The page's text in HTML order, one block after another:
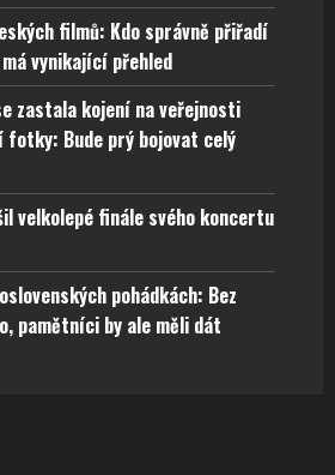
filmů: Kdo správně přiřadí
vynikající přehled
zastala kojení na veřejnosti
Bude prý bojovat celý
velkolepé finále svého koncertu
pohádkách: Bez
pamětníci by ale měli dát